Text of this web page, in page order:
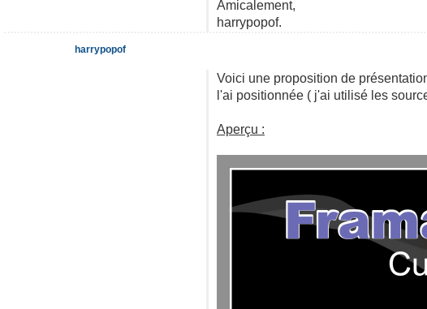
Amicalement,
harrypopof.
Voici une proposition de
l'ai positionnée ( j'ai utilisé les
Aperçu :
harrypopof